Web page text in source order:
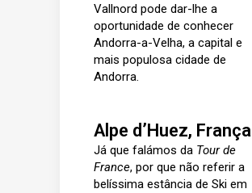
Vallnord pode dar-lhe a
oportunidade de conhecer
Andorra-a-Velha, a capital e
mais populosa cidade de
Andorra.
Alpe d’Huez, França
Já que falámos da Tour de
France, por que não referir a
belíssima estância de Ski em